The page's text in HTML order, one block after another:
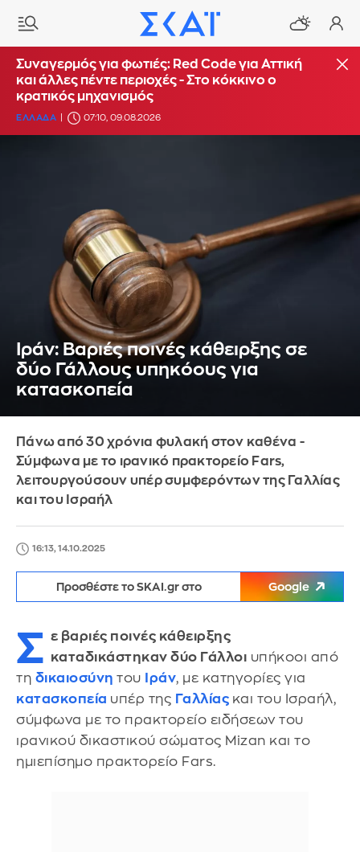
Συναγερμός για φωτιές: Red Code για Αττική
και άλλες πέντε περιοχές - Στο κόκκινο ο
κρατικός μηχανισμός
ΕΛΛΑΔΑ 07:10, 09.08.2026
Ιράν: Βαριές ποινές κάθειρξης σε
δύο Γάλλους υπηκόους για
κατασκοπεία
Πάνω από 30 χρόνια φυλακή στον καθένα -
Σύμφωνα με το ιρανικό πρακτορείο Fars,
λειτουργούσουν υπέρ συμφερόντων της Γαλλίας
και του Ισραήλ
16:13, 14.10.2025
Προσθέστε το SKAI.gr στο Google
Σ ε βαριές ποινές κάθειρξης
καταδικάστηκαν δύο Γάλλοι υπήκοοι από
τη δικαιοσύνη του Ιράν, με κατηγορίες για
κατασκοπεία υπέρ της Γαλλίας και του Ισραήλ,
σύμφωνα με το πρακτορείο ειδήσεων του
ιρανικού δικαστικού σώματος Mizan και το
ημιεπίσημο πρακτορείο Fars.